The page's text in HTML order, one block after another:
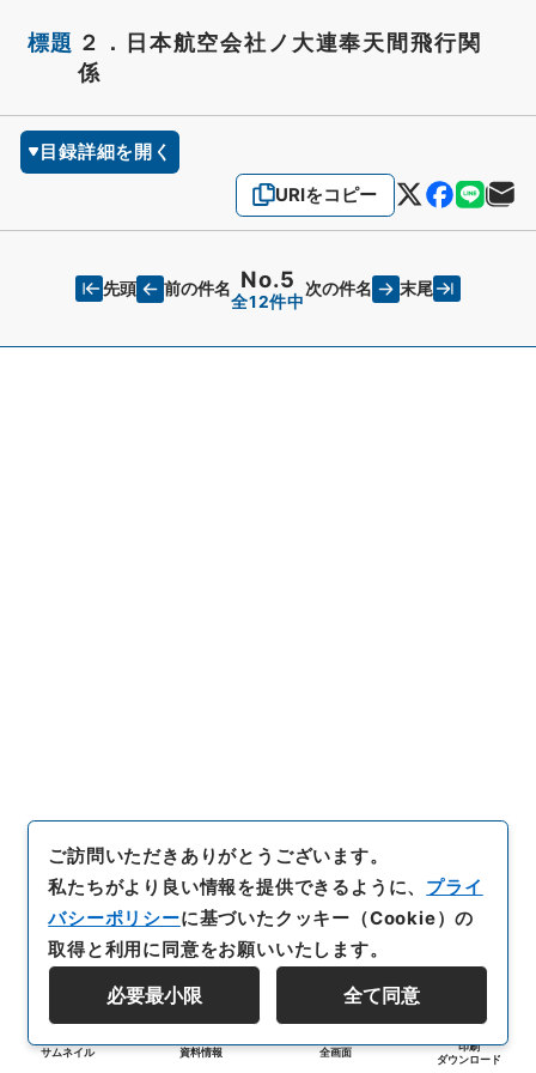
標題 ２．日本航空会社ノ大連奉天間飛行関
係
目録詳細を開く
URIをコピー
先頭 前の件名 No.5
全12件中
次の件名 末尾
サムネイル 資料情報 全画面
印刷
ダウンロード
ご訪問いただきありがとうございます。
私たちがより良い情報を提供できるように、 プライ
バシーポリシーに基づいたクッキー（Cookie）の
取得と利用に同意をお願いいたします。
必要最小限 全て同意